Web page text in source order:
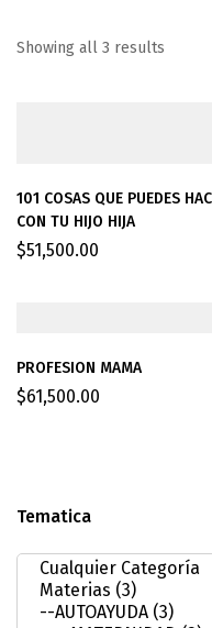
Tematica
Showing all 3 results
101 COSAS QUE PUEDES
CON TU HIJO HIJA
$51,500.00
PROFESION MAMA
$61,500.00